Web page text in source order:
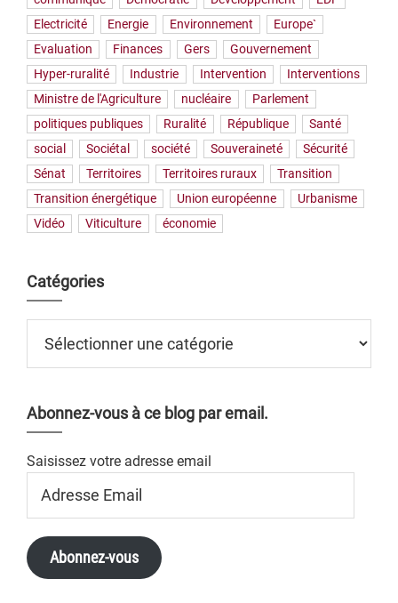
Electricité
Energie Environnement
Europe`
Evaluation
Finances Gers
Gouvernement
Hyper-ruralité
Industrie Intervention
Interventions
Ministre de l'Agriculture
nucléaire
Parlement
politiques publiques
Ruralité République
Santé
social
Sociétal société Souveraineté
Sécurité
Sénat
Territoires Territoires ruraux
Transition
Transition énergétique
Union européenne
Urbanisme
Vidéo
Viticulture économie
Catégories
Abonnez-vous à ce blog par email.
Saisissez votre adresse email
Email
Abonnez-vous